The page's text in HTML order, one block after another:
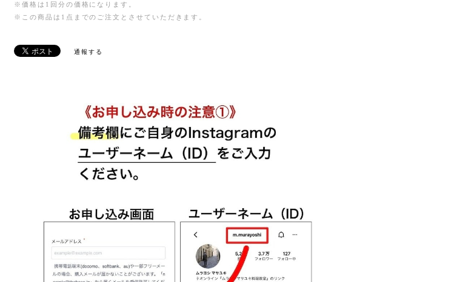
※価格は1回分の価格になります。
※この商品は1点までのご注文とさせていただきます。
通報する